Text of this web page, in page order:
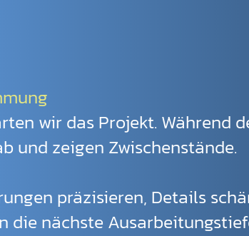
wir das Projekt. Während
und zeigen Zwischenstände.
präzisieren, Details
die nächste